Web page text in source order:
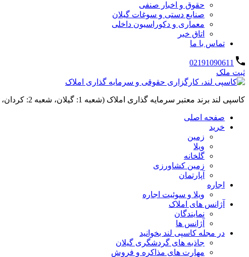
حقوق و اخبار صنفی
صنایع دستی و سوغات گیلان
معماری و دکوراسیون داخلی
اتاق خبر
تماس با ما
02191090611
ثبت ملک
کاسپی لند برند معتبر سرمایه گذاری املاک (شعبه 1: گیلان، شعبه 2: کردان، سهیلیه):خرید و فروش ،رهن و اجاره
صفحه اصلی
خرید
زمین
ویلا
گلخانه
زمین کشاورزی
آپارتمان
اجاره
ویلا و سوئیت اجاره
آژانس های املاک
نمایندگان
آژانس ها
در مجله کاسپی لند بخوانید
جاذبه های گردشگری گیلان
مهارت های مذاکره و فروش